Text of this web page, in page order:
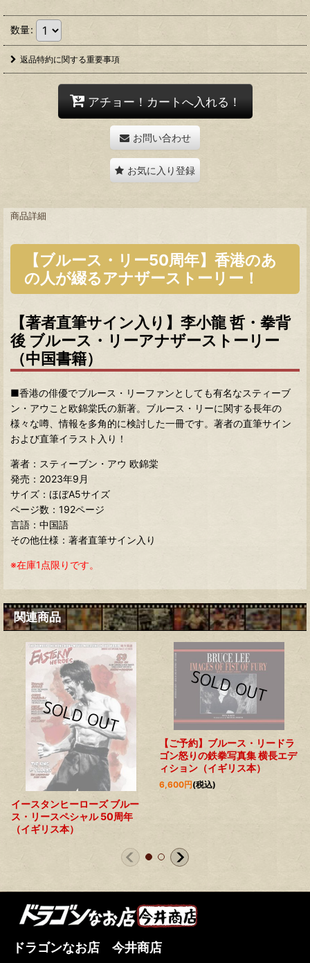
数量:
返品特約に関する重要事項
アチョー！カートへ入れる！
お問い合わせ
お気に入り登録
商品詳細
【ブルース・リー50周年】香港のあ
の人が綴るアナザーストーリー！
【著者直筆サイン入り】李小龍 哲・拳背
後 ブルース・リーアナザーストーリー
（中国書籍）
■香港の俳優でブルース・リーファンとしても有名なスティーブ
ン・アウこと欧錦棠氏の新著。ブルース・リーに関する長年の
様々な噂、情報を多角的に検討した一冊です。著者の直筆サイン
および直筆イラスト入り！
著者：スティーブン・アウ 欧錦棠
発売：2023年9月
サイズ：ほぼA5サイズ
ページ数：192ページ
言語：中国語
その他仕様：著者直筆サイン入り
※在庫1点限りです。
関連商品
イースタンヒーローズ ブルー
ス・リースペシャル 50周年
（イギリス本）
【ご予約】ブルース・リードラ
ゴン怒りの鉄拳写真集 横長エデ
ィション（イギリス本）
6,600円(税込)
ドラゴンなお店 今井商店